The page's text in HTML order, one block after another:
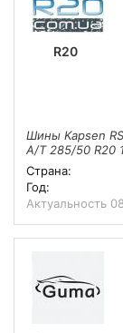
R20
Шины Kapsen
A/T 285/50 R20
Страна:
Год:
Актуальность